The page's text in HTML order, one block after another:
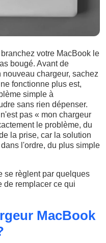
votre MacBook le
bougé. Avant de
chargeur, sachez
fonctionne plus est,
simple à
sans rien dépenser.
pas « mon chargeur
le problème, du
la prise, car la solution
l'ordre, du plus simple
se règlent par quelques
de remplacer ce qui
MacBook